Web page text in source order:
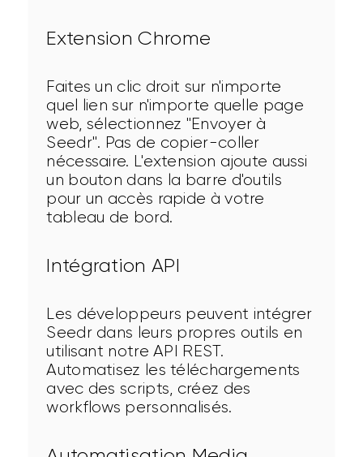
Extension Chrome
Faites un clic droit sur n'importe
quel lien sur n'importe quelle page
web, sélectionnez "Envoyer à
Seedr". Pas de copier-coller
nécessaire. L'extension ajoute aussi
un bouton dans la barre d'outils
pour un accès rapide à votre
tableau de bord.
Intégration API
Les développeurs peuvent intégrer
Seedr dans leurs propres outils en
utilisant notre API REST.
Automatisez les téléchargements
avec des scripts, créez des
workflows personnalisés.